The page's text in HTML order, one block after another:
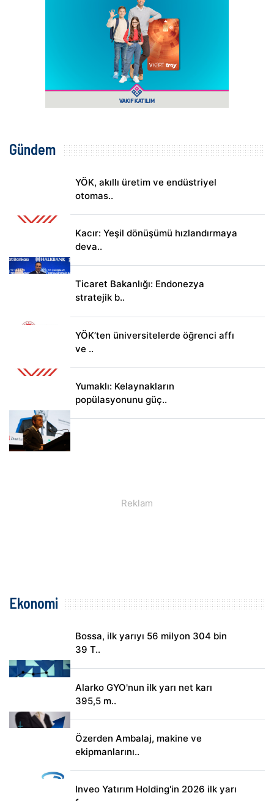
Gündem
YÖK, akıllı üretim ve endüstriyel
otomas..
Kacır: Yeşil dönüşümü hızlandırmaya
deva..
Ticaret Bakanlığı: Endonezya
stratejik b..
YÖK’ten üniversitelerde öğrenci affı
ve ..
Yumaklı: Kelaynakların
popülasyonunu güç..
Ekonomi
Bossa, ilk yarıyı 56 milyon 304 bin
39 T..
Alarko GYO'nun ilk yarı net karı
395,5 m..
Özerden Ambalaj, makine ve
ekipmanlarını..
Inveo Yatırım Holding'in 2026 ilk yarı